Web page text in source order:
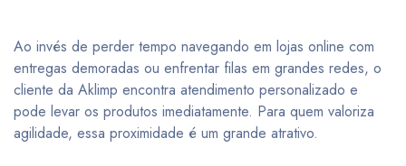
Ao invés de perder tempo navegando em lojas online com
entregas demoradas ou enfrentar filas em grandes redes, o
cliente da Aklimp encontra atendimento personalizado e
pode levar os produtos imediatamente. Para quem valoriza
agilidade, essa proximidade é um grande atrativo.